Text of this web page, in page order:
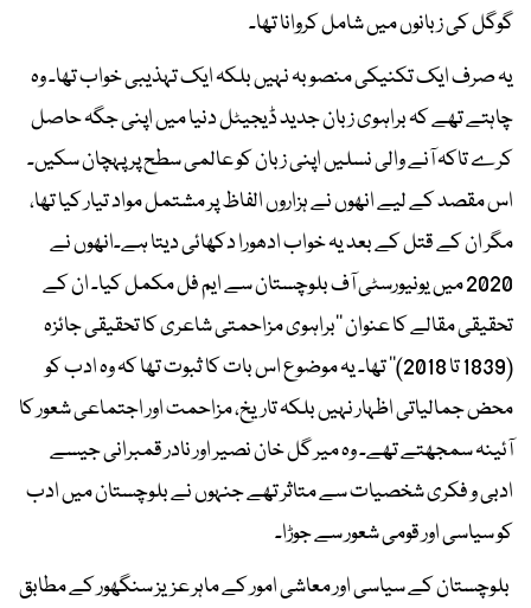
گوگل کی زبانوں میں شامل کروانا تھا۔
یہ صرف ایک تکنیکی منصوبہ نہیں بلکہ ایک تہذیبی خواب تھا۔ وہ
چاہتے تھے کہ براہوی زبان جدید ڈیجیٹل دنیا میں اپنی جگہ حاصل
کرے تاکہ آنے والی نسلیں اپنی زبان کو عالمی سطح پر پہچان سکیں۔
اس مقصد کے لیے انھوں نے ہزاروں الفاظ پر مشتمل مواد تیار کیا تھا،
مگر ان کے قتل کے بعد یہ خواب ادھورا دکھائی دیتا ہے۔انھوں نے
2020 میں یونیورسٹی آف بلوچستان سے ایم فل مکمل کیا۔ ان کے
تحقیقی مقالے کا عنوان ’’براہوی مزاحمتی شاعری کا تحقیقی جائزہ
(1839 تا 2018)‘‘ تھا۔ یہ موضوع اس بات کا ثبوت تھا کہ وہ ادب کو
محض جمالیاتی اظہار نہیں بلکہ تاریخ، مزاحمت اور اجتماعی شعور کا
آئینہ سمجھتے تھے۔ وہ میر گل خان نصیر اور نادر قمبرانی جیسے
ادبی و فکری شخصیات سے متاثر تھے جنہوں نے بلوچستان میں ادب
کو سیاسی اور قومی شعور سے جوڑا۔
بلوچستان کے سیاسی اور معاشی امور کے ماہر عزیز سنگھور کے مطابق